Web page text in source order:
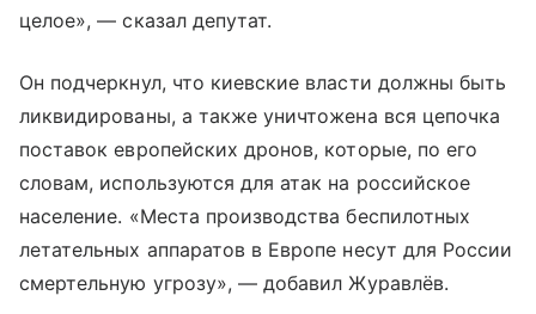
целое», — сказал депутат.
Он подчеркнул, что киевские власти должны быть
ликвидированы, а также уничтожена вся цепочка
поставок европейских дронов, которые, по его
словам, используются для атак на российское
население. «Места производства беспилотных
летательных аппаратов в Европе несут для России
смертельную угрозу», — добавил Журавлёв.